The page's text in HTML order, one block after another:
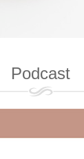
Podcast